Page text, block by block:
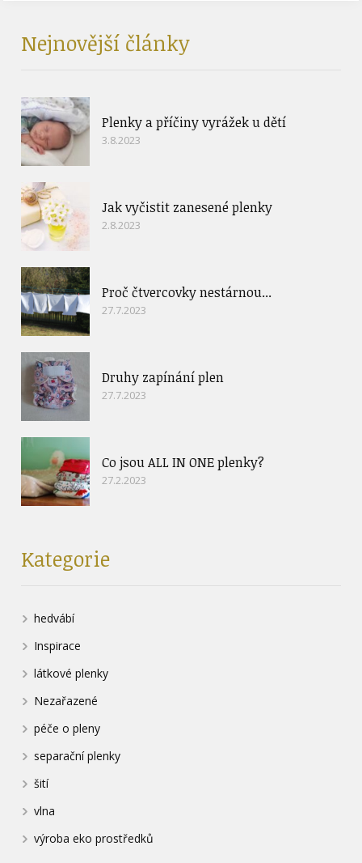
Nejnovější články
Plenky a příčiny vyrážek u dětí
3.8.2023
Jak vyčistit zanesené plenky
2.8.2023
Proč čtvercovky nestárnou...
27.7.2023
Druhy zapínání plen
27.7.2023
Co jsou ALL IN ONE plenky?
27.2.2023
Kategorie
hedvábí
Inspirace
látkové plenky
Nezařazené
péče o pleny
separační plenky
šití
vlna
výroba eko prostředků